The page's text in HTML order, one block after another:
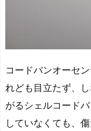
コードバンオーセ
れども目立たず、
がる シェルコード
していなくても、